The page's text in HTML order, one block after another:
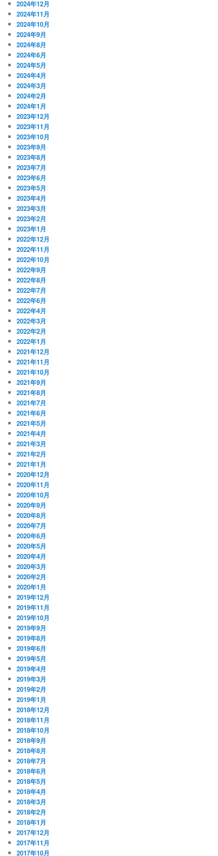
2024年12月
2024年11月
2024年10月
2024年9月
2024年8月
2024年6月
2024年5月
2024年4月
2024年3月
2024年2月
2024年1月
2023年12月
2023年11月
2023年10月
2023年9月
2023年8月
2023年7月
2023年6月
2023年5月
2023年4月
2023年3月
2023年2月
2023年1月
2022年12月
2022年11月
2022年10月
2022年9月
2022年8月
2022年7月
2022年6月
2022年4月
2022年3月
2022年2月
2022年1月
2021年12月
2021年11月
2021年10月
2021年9月
2021年8月
2021年7月
2021年6月
2021年5月
2021年4月
2021年3月
2021年2月
2021年1月
2020年12月
2020年11月
2020年10月
2020年9月
2020年8月
2020年7月
2020年6月
2020年5月
2020年4月
2020年3月
2020年2月
2020年1月
2019年12月
2019年11月
2019年10月
2019年9月
2019年8月
2019年6月
2019年5月
2019年4月
2019年3月
2019年2月
2019年1月
2018年12月
2018年11月
2018年10月
2018年9月
2018年8月
2018年7月
2018年6月
2018年5月
2018年4月
2018年3月
2018年2月
2018年1月
2017年12月
2017年11月
2017年10月